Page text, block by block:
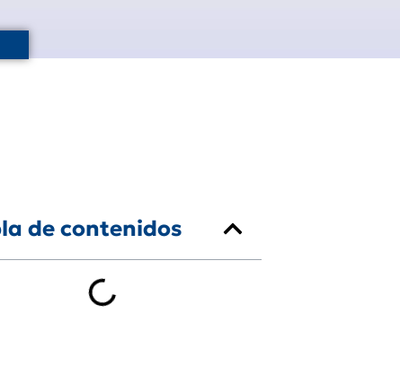
de contenidos